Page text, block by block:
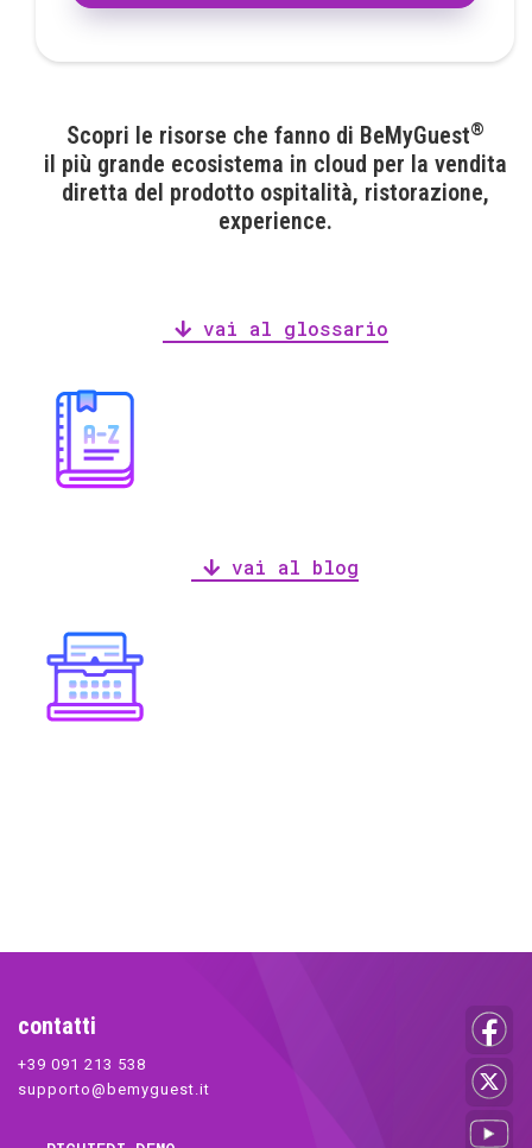
Scopri le risorse che fanno di BeMyGuest®
il più grande ecosistema in cloud per la vendita
diretta del prodotto ospitalità, ristorazione,
experience.
vai al glossario
vai al blog
contatti
+39 091 213 538
supporto@bemyguest.it